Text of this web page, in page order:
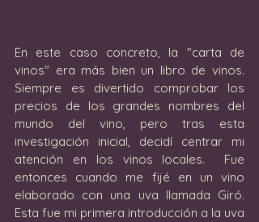
En este caso concreto, la "carta de
vinos" era más bien un libro de vinos.
Siempre es divertido comprobar los
precios de los grandes nombres del
mundo del vino, pero tras esta
investigación inicial, decidí centrar mi
atención en los vinos locales.  Fue
entonces cuando me fijé en un vino
elaborado con una uva llamada Giró.
Esta fue mi primera introducción a la uva